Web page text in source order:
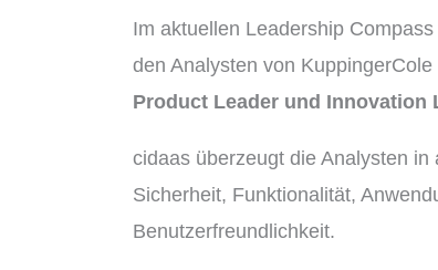
Im aktuellen Leadership
den Analysten von KuppingerCole
Product Leader und Innovation
cidaas überzeugt die Analysten
Sicherheit, Funktionalität,
Benutzerfreundlichkeit.